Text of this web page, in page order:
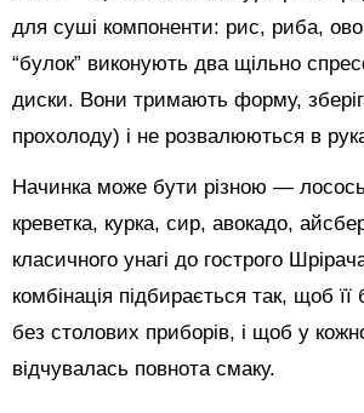
для суші компоненти: рис, риба,
“булок” виконують два щільно
диски. Вони тримають форму,
прохолоду) і не розвалюються в
Начинка може бути різною —
креветка, курка, сир, авокадо,
класичного унагі до гострого
комбінація підбирається так, щоб її
без столових приборів, і щоб у
відчувалась повнота смаку.